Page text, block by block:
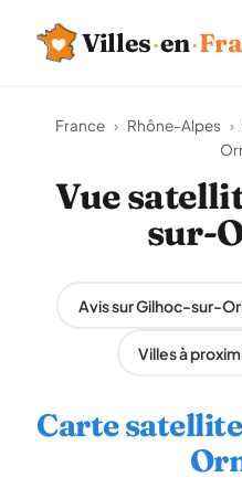
Villes·en·
France › Rhône-Alpes ›
Vue
sur-
Avis sur Gilhoc-sur-
Villes à
Carte